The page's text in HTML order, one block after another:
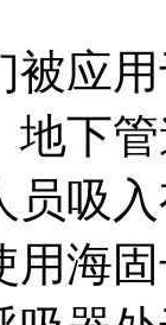
用
地下
员吸
用海